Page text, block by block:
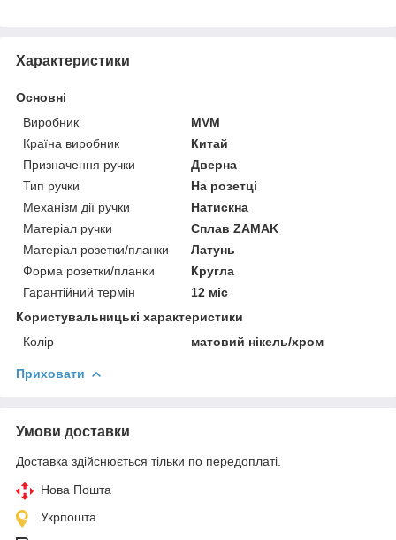
Характеристики
Основні
Виробник
MVM
Країна виробник
Китай
Призначення ручки
Дверна
Тип ручки
На розетці
Механізм дії ручки
Натискна
Матеріал ручки
Сплав ZAMAK
Матеріал розетки/планки
Латунь
Форма розетки/планки
Кругла
Гарантійний термін
12 міс
Користувальницькі характеристики
Колір
матовий нікель/хром
Приховати
Умови доставки
Доставка здійснюється тільки по передоплаті.
Нова Пошта
Укрпошта